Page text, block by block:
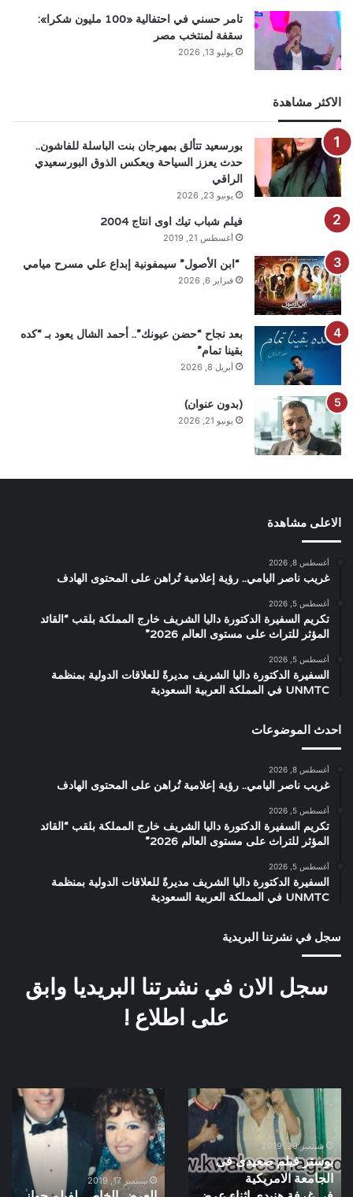
تامر حسني في احتفالية «100 مليون شكرا»:
سقفة لمنتخب مصر
يوليو 13, 2026
الاكثر مشاهدة
بورسعيد تتألق بمهرجان بنت الباسلة للفاشون..
حدث يعزز السياحة ويعكس الذوق البورسعيدي
الراقي
يونيو 23, 2026
فيلم شباب تيك اوى انتاج 2004
أغسطس 21, 2019
“ابن الأصول” سيمفونية إبداع علي مسرح ميامي
فبراير 6, 2026
بعد نجاح “حضن عيونك”.. أحمد الشال يعود بـ “كده
بقينا تمام”
أبريل 8, 2026
(بدون عنوان)
يونيو 21, 2026
الاعلى مشاهدة
أغسطس 8, 2026
غريب ناصر اليامي.. رؤية إعلامية تُراهن على المحتوى الهادف
أغسطس 5, 2026
تكريم السفيرة الدكتورة داليا الشريف خارج المملكة بلقب “القائد
المؤثر للتراث على مستوى العالم 2026”
أغسطس 5, 2026
السفيرة الدكتورة داليا الشريف مديرةً للعلاقات الدولية بمنظمة
UNMTC في المملكة العربية السعودية
احدث الموضوعات
أغسطس 8, 2026
غريب ناصر اليامي.. رؤية إعلامية تُراهن على المحتوى الهادف
أغسطس 5, 2026
تكريم السفيرة الدكتورة داليا الشريف خارج المملكة بلقب “القائد
المؤثر للتراث على مستوى العالم 2026”
أغسطس 5, 2026
السفيرة الدكتورة داليا الشريف مديرةً للعلاقات الدولية بمنظمة
UNMTC في المملكة العربية السعودية
سجل في نشرتنا البريدية
سجل الان في نشرتنا البريديا وابق
على اطلاع !
بوستر
فيلم
صعيدى
فى
الجامعة
الامريكية
سبتمبر 29, 2019
بوستر فيلم صعيدى فى
الجامعة الامريكية
العرض
الخاص
لفيلم
جواز
بقرار
جمهورى
سبتمبر 17, 2019